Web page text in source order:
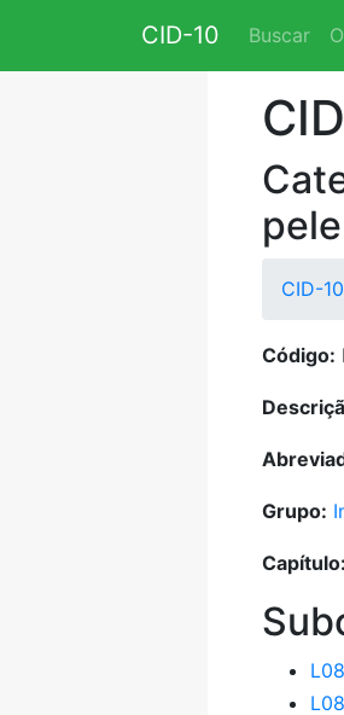
CID-10 Buscar
CID-10
Código:
Grupo:
Capítulo: